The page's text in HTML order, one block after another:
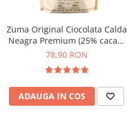
Zuma Original Ciocolata Calda
Neagra Premium (25% cacao)
– Pudra pentru Bautura Calda
78,90 RON
ADAUGA IN COS